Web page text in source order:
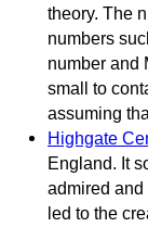
theory. The
numbers
number and
small to
assuming
Highgate
England. It
admired
led to the